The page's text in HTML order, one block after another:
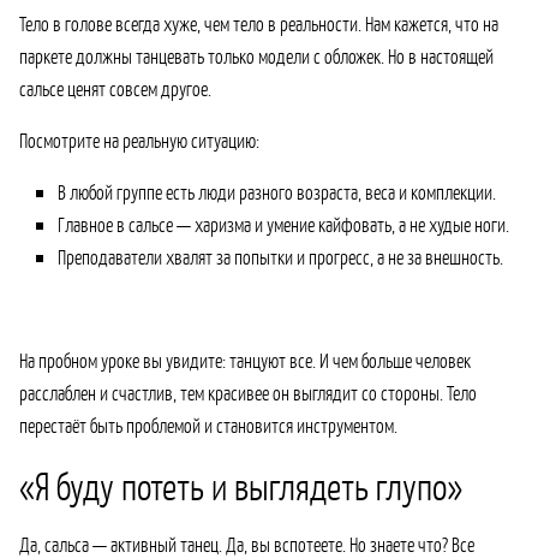
Тело в голове всегда хуже, чем тело в реальности. Нам кажется, что на
паркете должны танцевать только модели с обложек. Но в настоящей
сальсе ценят совсем другое.
Посмотрите на реальную ситуацию:
В любой группе есть люди разного возраста, веса и комплекции.
Главное в сальсе — харизма и умение кайфовать, а не худые ноги.
Преподаватели хвалят за попытки и прогресс, а не за внешность.
На пробном уроке вы увидите: танцуют все. И чем больше человек
расслаблен и счастлив, тем красивее он выглядит со стороны. Тело
перестаёт быть проблемой и становится инструментом.
«Я буду потеть и выглядеть глупо»
Да, сальса — активный танец. Да, вы вспотеете. Но знаете что? Все